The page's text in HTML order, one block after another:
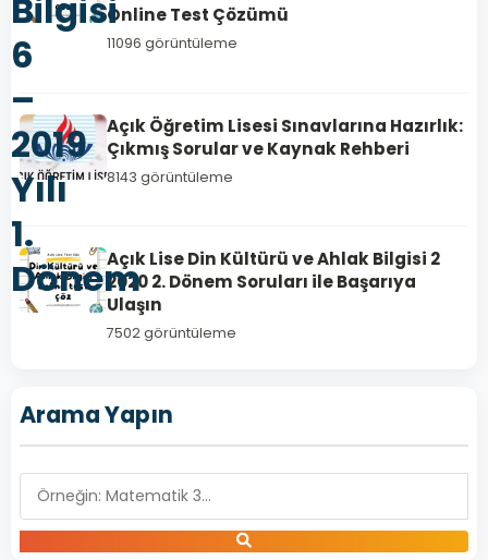
Bilgisi
6
–
2019
Yılı
1.
Dönem
Online Test Çözümü
11096 görüntüleme
Açık Öğretim Lisesi Sınavlarına Hazırlık:
Çıkmış Sorular ve Kaynak Rehberi
8143 görüntüleme
Açık Lise Din Kültürü ve Ahlak Bilgisi 2
2020 2. Dönem Soruları ile Başarıya
Ulaşın
7502 görüntüleme
Arama Yapın